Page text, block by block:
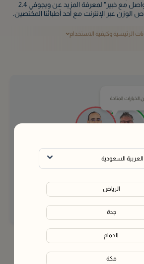
السعودية
الرياض
جدة
الدمام
مكة
المؤهلين. اضغط على "تواصل مع خبير" لمعرفة المزيد عن ويجوفي 2.4
الوزن عبر الإنترنت مع أحد أطبائنا المختصين.
الرئيسية وكيفية الاستخدام
المتاحة
جاهزون لمساعدتك في اختيار العلاج
وقتما تشاء - مجانًا.
ملجم (يشمل الإبر)